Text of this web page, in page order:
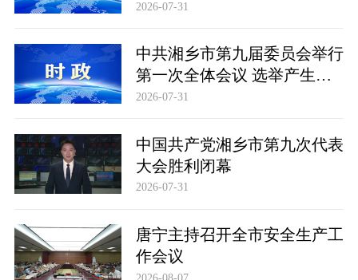
2026-07-31
中共湘乡市第九届委员会举行
第一次全体会议 选举产生新
一届市委常委班子
2026-07-31
中国共产党湘乡市第九次代表
大会胜利闭幕
2026-07-31
唐宁主持召开全市安全生产工
作会议
2026-08-07